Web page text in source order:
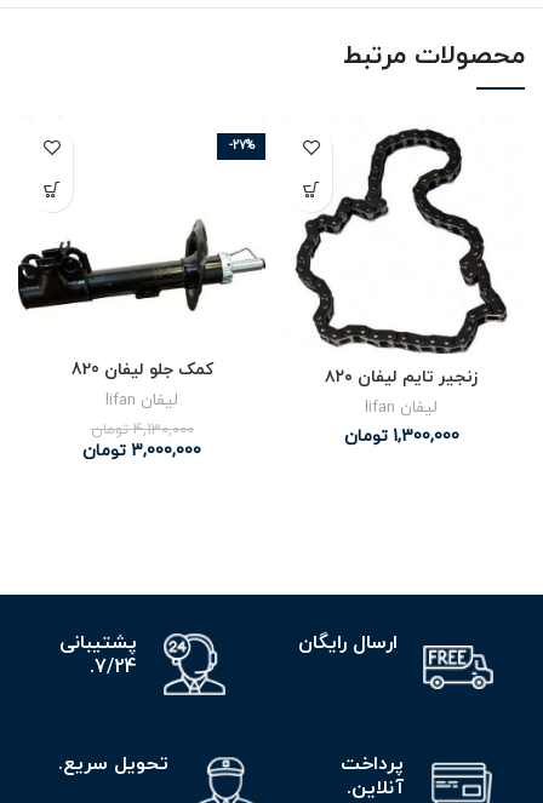
محصولات مرتبط
زنجیر تایم لیفان ۸۲۰
لیفان lifan
1,300,000 تومان
-27%
کمک جلو لیفان 820
لیفان lifan
4,130,000 تومان
3,000,000 تومان
ارسال رایگان
پشتیبانی
7/24.
پرداخت
آنلاین.
تحویل سریع.